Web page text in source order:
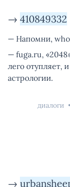
→ 410849332
— Напомни,
— fuga.ru,
лего отупляет,
астрологии.
диалоги
→